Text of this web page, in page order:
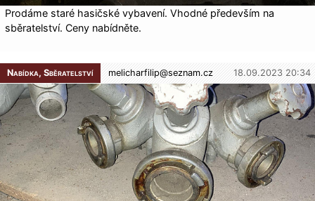
Prodáme staré hasičské vybavení. Vhodné především na
sběratelství. Ceny nabídněte.
Nabídka, Sběratelství melicharfilip@seznam.cz 18.09.2023 20:34